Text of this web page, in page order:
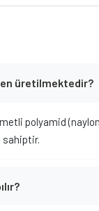
üretilmektedir?
polyamid
sahiptir.